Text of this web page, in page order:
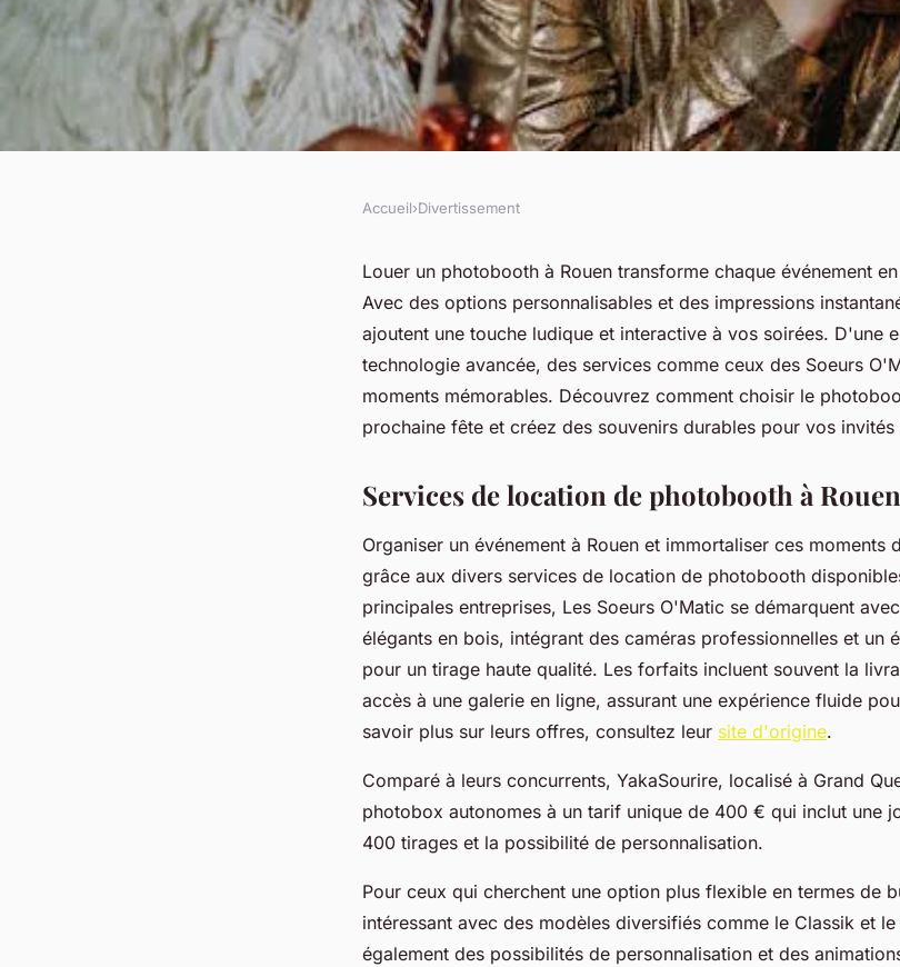
Louez un photobooth à rouen pour
moments inoubliables !
Accueil›Divertissement
Louer un photobooth à Rouen transforme chaque événement
Avec des options personnalisables et des impressions
ajoutent une touche ludique et interactive à vos soirées. D'une
technologie avancée, des services comme ceux des Soeurs
moments mémorables. Découvrez comment choisir le
prochaine fête et créez des souvenirs durables pour vos invités
Services de location de photobooth à Rouen
Organiser un événement à Rouen et immortaliser ces moments
grâce aux divers services de location de photobooth
principales entreprises, Les Soeurs O'Matic se démarquent
élégants en bois, intégrant des caméras professionnelles et un
pour un tirage haute qualité. Les forfaits incluent souvent la
accès à une galerie en ligne, assurant une expérience fluide
savoir plus sur leurs offres, consultez leur site d'origine.
Comparé à leurs concurrents, YakaSourire, localisé à Grand
photobox autonomes à un tarif unique de 400 € qui inclut une
400 tirages et la possibilité de personnalisation.
Pour ceux qui cherchent une option plus flexible en termes de
intéressant avec des modèles diversifiés comme le Classik et
également des possibilités de personnalisation et des